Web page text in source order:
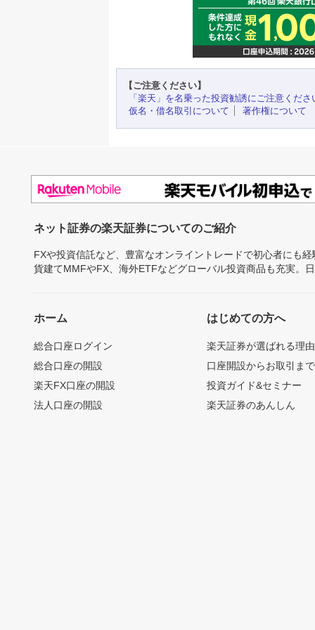
【ご注意ください】
「楽天」を名乗った投資勧誘にご注意くださ
仮名・借名取引について
著作権について
ネット証券の楽天証券についてのご紹介
FXや投資信託など、豊富なオンライントレードで初心者にも
貨建てMMFやFX、海外ETFなどグローバル投資商品も充実。
ホーム
総合口座ログイン
総合口座の開設
楽天FX口座の開設
法人口座の開設
はじめての方へ
楽天証券が選ばれる理由
口座開設からお取引ま
投資ガイド&セミナー
楽天証券のあんしん